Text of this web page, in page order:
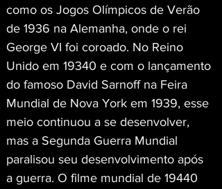
como os Jogos Olímpicos de Verão
de 1936 na Alemanha, onde o rei
George VI foi coroado. No Reino
Unido em 19340 e com o lançamento
do famoso David Sarnoff na Feira
Mundial de Nova York em 1939, esse
meio continuou a se desenvolver,
mas a Segunda Guerra Mundial
paralisou seu desenvolvimento após
a guerra. O filme mundial de 19440